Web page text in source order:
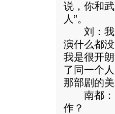
说，你和
人”。
刘：我
演什么都
我是很开
了同一个
那部剧的美
南都：
作？